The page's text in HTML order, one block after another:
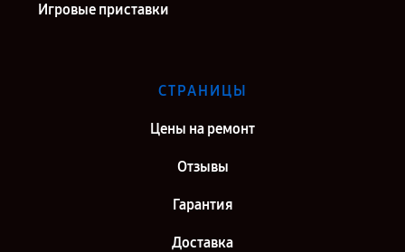
Игровые приставки
СТРАНИЦЫ
Цены на ремонт
Отзывы
Гарантия
Доставка